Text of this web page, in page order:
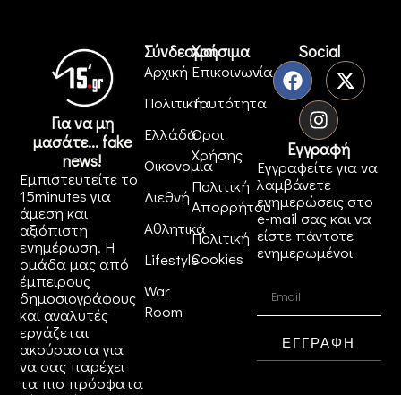
Για να μη
μασάτε... fake
news!
Εμπιστευτείτε το
15minutes για
άμεση και
αξιόπιστη
ενημέρωση. Η
ομάδα μας από
έμπειρους
δημοσιογράφους
και αναλυτές
εργάζεται
ακούραστα για
να σας παρέχει
τα πιο πρόσφατα
Σύνδεσμοι
Αρχική
Πολιτική
Ελλάδα
Οικονομία
Διεθνή
Αθλητικά
Lifestyle
War
Room
Χρήσιμα
Επικοινωνία
Ταυτότητα
Όροι
Χρήσης
Πολιτική
Απορρήτου
Πολιτική
Cookies
Social
Εγγραφή
Εγγραφείτε για να
λαμβάνετε
ενημερώσεις στο
e-mail σας και να
είστε πάντοτε
ενημερωμένοι
ΕΓΓΡΑΦΗ